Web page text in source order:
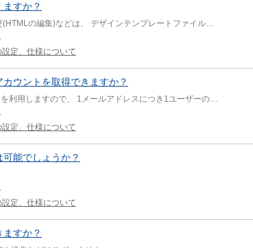
すか？
の編集)などは、 デザインテンプレートファイル…
設定、仕様について
ウントを取得できますか？
利用しますので、 1メールアドレスにつき1ユーザーの…
設定、仕様について
能でしょうか？
設定、仕様について
すか？